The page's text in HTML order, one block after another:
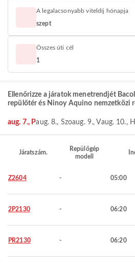
A legalacsonyabb viteldíj hónapja
szept
Összes úti cél
1
Ellenőrizze a járatok menetrendjét
repülőtér és Ninoy Aquino nemzetközi
aug. 7., Paug. 8., Szoaug. 9., Vaug. 10., H
Járatszám.
Repülőgép
modell
Z2604 - 05:00
2P2130 - 06:20
PR2130 - 06:20